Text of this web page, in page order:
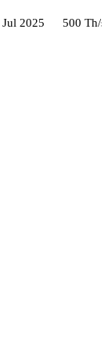
Jul 2025 500 Th/s